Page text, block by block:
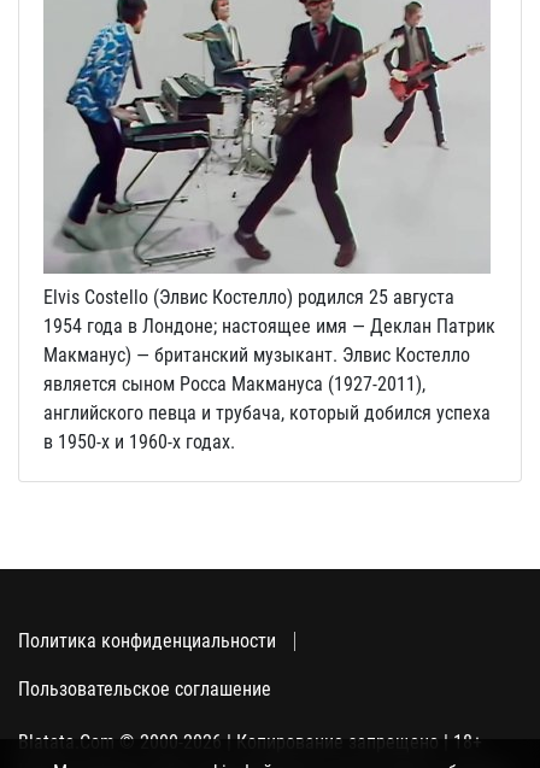
Elvis Costello (Элвис Костелло) родился 25 августа
1954 года в Лондоне; настоящее имя — Деклан Патрик
Макманус) — британский музыкант. Элвис Костелло
является сыном Росса Макмануса (1927-2011),
английского певца и трубача, который добился успеха
в 1950-х и 1960-х годах.
Политика конфиденциальности
Пользовательское соглашение
Blatata.Com © 2000-2026 | Копирование запрещено | 18+